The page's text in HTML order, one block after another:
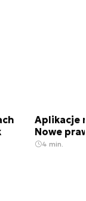
Aplikacje
Nowe
4 min.